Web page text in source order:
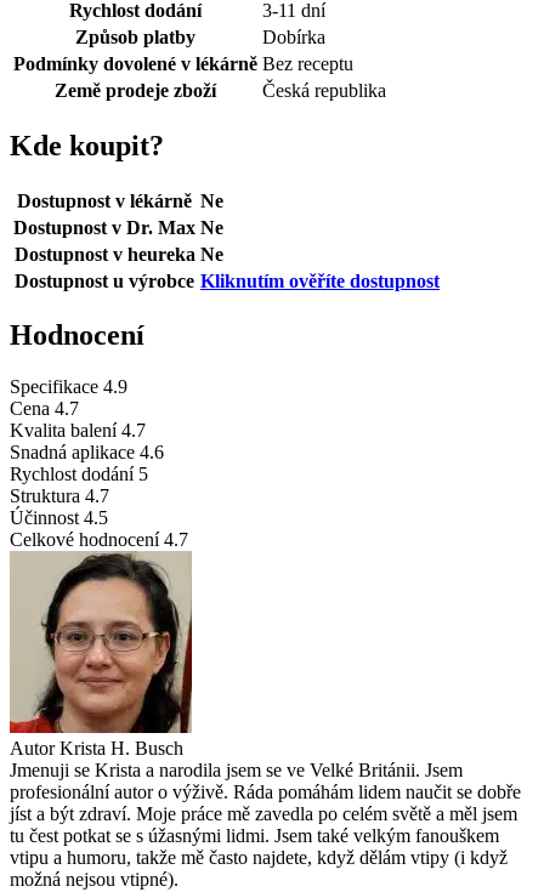
Rychlost dodání
3-11 dní
Způsob platby
Dobírka
Podmínky dovolené v lékárně Bez receptu
Země prodeje zboží
Česká republika
Kde koupit?
Dostupnost v lékárně Ne
Dostupnost v Dr. Max Ne
Dostupnost v heureka Ne
Dostupnost u výrobce Kliknutím ověříte dostupnost
Hodnocení
Specifikace 4.9
Cena 4.7
Kvalita balení 4.7
Snadná aplikace 4.6
Rychlost dodání 5
Struktura 4.7
Účinnost 4.5
Celkové hodnocení 4.7
Autor Krista H. Busch
Jmenuji se Krista a narodila jsem se ve Velké Británii. Jsem
profesionální autor o výživě. Ráda pomáhám lidem naučit se dobře
jíst a být zdraví. Moje práce mě zavedla po celém světě a měl jsem
tu čest potkat se s úžasnými lidmi. Jsem také velkým fanouškem
vtipu a humoru, takže mě často najdete, když dělám vtipy (i když
možná nejsou vtipné).